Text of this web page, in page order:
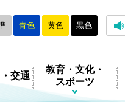
青色 黄色 黒色
交通
教育・文化・
スポーツ